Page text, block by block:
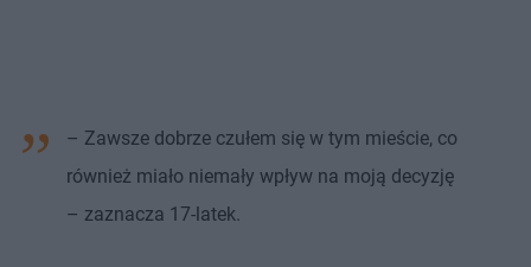
– Zawsze dobrze czułem się w tym mieście, co
również miało niemały wpływ na moją decyzję
– zaznacza 17-latek.